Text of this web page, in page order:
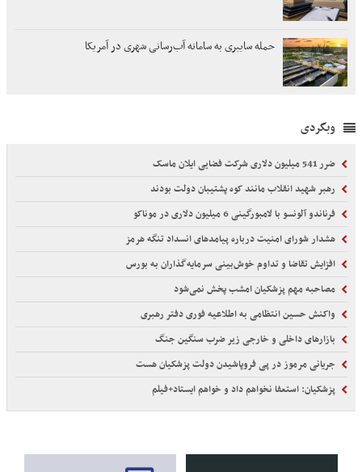
حمله سایبری به سامانه آب‌رسانی شهری در آمریکا
وبگردی
ضرر 541 میلیون دلاری شرکت فضایی ایلان ماسک
رهبر شهید انقلاب مانند کوه پشتیبان دولت بودند
فرناندو آلونسو با لامبورگینی 6 میلیون دلاری در موناکو
هشدار شورای امنیت درباره پیامدهای انسداد تنگه هرمز
افزایش تقاضا و تداوم خوش‌بینی سرمایه‌گذاران به بورس
مصاحبه مهم پزشکیان امشب پخش نمی‌شود
واکنش حسین انتظامی به اطلاعیه فوری دفتر رهبری
بازارهای داخلی و خارجی زیر ضرب سنگین جنگ
جریانی مرموز در پی فروپاشیدن دولت پزشکیان هست
پزشکیان: استعفا نخواهم داد و خواهم ایستاد+فیلم